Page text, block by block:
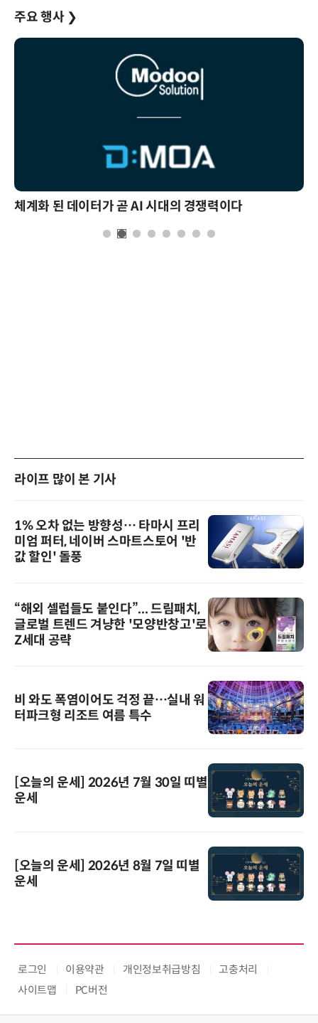
주요 행사 ❯
체계화 된 데이터가 곧 AI 시대의 경쟁력이다
라이프 많이 본 기사
1% 오차 없는 방향성… 타마시 프리
미엄 퍼터, 네이버 스마트스토어 '반
값 할인' 돌풍
“해외 셀럽들도 붙인다”... 드림패치,
글로벌 트렌드 겨냥한 '모양반창고'로
Z세대 공략
비 와도 폭염이어도 걱정 끝…실내 워
터파크형 리조트 여름 특수
[오늘의 운세] 2026년 7월 30일 띠별
운세
[오늘의 운세] 2026년 8월 7일 띠별
운세
로그인 이용약관 개인정보취급방침
고충처리
사이트맵
PC버전